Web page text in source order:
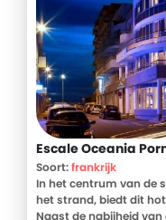
Escale Oceania
Soort:frankrijk
In het centrum van de
het strand, biedt dit
Naast de nabijheid van